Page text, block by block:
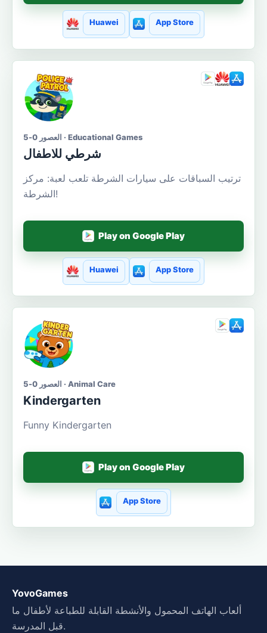
Huawei App Store
العصور 0-5 · Educational Games
شرطي للاطفال
ترتيب السباقات على سيارات الشرطة تلعب لعبة: مركز
الشرطة!
Play on Google Play
Huawei App Store
العصور 0-5 · Animal Care
Kindergarten
Funny Kindergarten
Play on Google Play
App Store
YovoGames
ألعاب الهاتف المحمول والأنشطة القابلة للطباعة لأطفال ما
قبل المدرسة.